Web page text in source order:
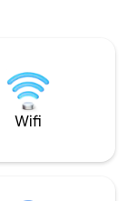
skopijiet ta'
booking tiegħek,
tal-booking jekk
peress li hija
Wifi